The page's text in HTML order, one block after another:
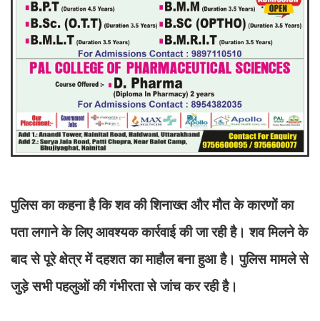
पुलिस का कहना है कि शव की शिनाख्त और मौत के कारणों का
पता लगाने के लिए आवश्यक कार्रवाई की जा रही है। शव मिलने के
बाद से पूरे क्षेत्र में दहशत का माहौल बना हुआ है। पुलिस मामले से
जुड़े सभी पहलुओं की गंभीरता से जांच कर रही है।